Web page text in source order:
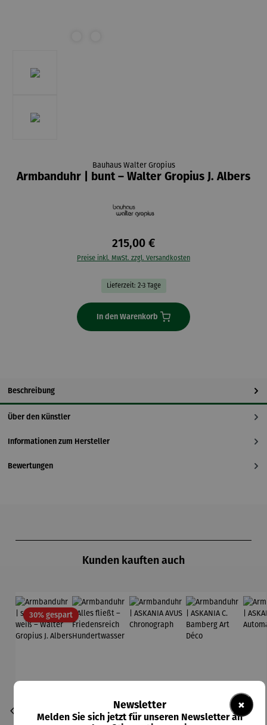
Bauhaus Walter Gropius
Armbanduhr | bunt – Walter Gropius J. Albers
215,00 €
Preise inkl. MwSt. zzgl. Versandkosten
Lieferzeit: 2-3 Tage
In den Warenkorb
Beschreibung
Über den Künstler
Informationen zum Hersteller
Bewertungen
Kunden kauften auch
30% gespartRabatt
×
Newsletter
Melden Sie sich jetzt für unseren Newsletter an